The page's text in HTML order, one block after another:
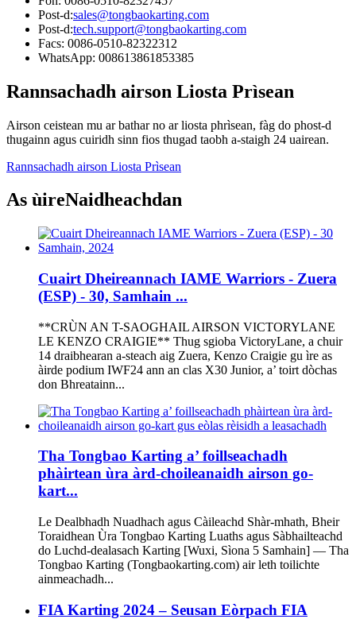
Post-d:sales@tongbaokarting.com
Post-d:tech.support@tongbaokarting.com
Facs: 0086-0510-82322312
WhatsApp: 008613861853385
Rannsachadh airson Liosta Prìsean
Airson ceistean mu ar bathar no ar liosta phrìsean, fàg do phost-d
thugainn agus cuiridh sinn fios thugad taobh a-staigh 24 uairean.
Rannsachadh airson Liosta Prìsean
As ùireNaidheachdan
Cuairt Dheireannach IAME Warriors - Zuera
(ESP) - 30, Samhain ...
**CRÙN AN T-SAOGHAIL AIRSON VICTORYLANE
LE KENZO CRAIGIE** Thug sgioba VictoryLane, a chuir
14 draibhearan a-steach aig Zuera, Kenzo Craigie gu ìre as
àirde podium IWF24 ann an clas X30 Junior, a’ toirt dòchas
don Bhreatainn...
Tha Tongbao Karting a’ foillseachadh
phàirtean ùra àrd-choileanaidh airson go-
kart...
Le Dealbhadh Nuadhach agus Càileachd Shàr-mhath, Bheir
Toraidhean Ùra Tongbao Karting Luaths agus Sàbhailteachd
do Luchd-dealasach Karting [Wuxi, Sìona 5 Samhain] — Tha
Tongbao Karting (Tongbaokarting.com) air leth toilichte
ainmeachadh...
FIA Karting 2024 – Seusan Eòrpach FIA